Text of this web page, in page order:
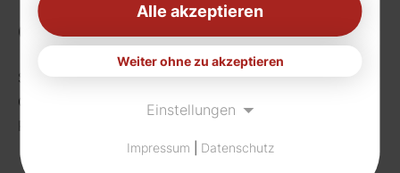
Getränke
Sortiment
Craft Beer
Rund um deine Bar
Alle akzeptieren
Weiter ohne zu akzeptieren
Einstellungen
Impressum Datenschutz